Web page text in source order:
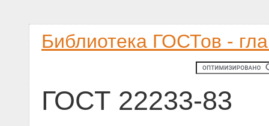
Библиотека ГОСТов -
ГОСТ 22233-83